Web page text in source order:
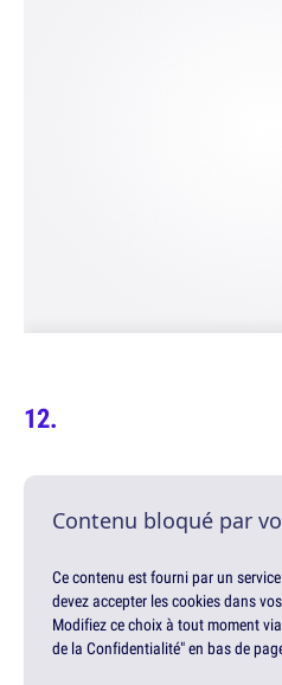
Contenu bloqué par
Ce contenu est fourni par un
devez accepter les cookies dans
Modifiez ce choix à tout moment
de la Confidentialité" en bas de